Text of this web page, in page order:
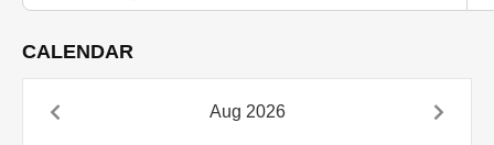
CALENDAR
Aug 2026